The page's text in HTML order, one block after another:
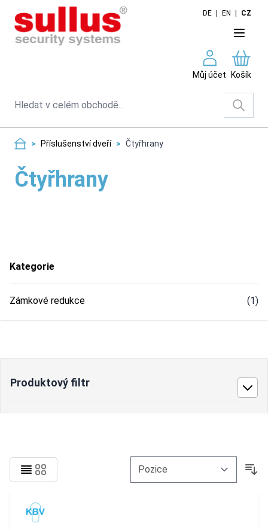
Skip to Content
DE EN CZ
Můj účet Košík
Search
> Příslušenství dveří > Čtyřhrany
Čtyřhrany
Produktový filtr
Kategorie
Zámkové redukce (1)